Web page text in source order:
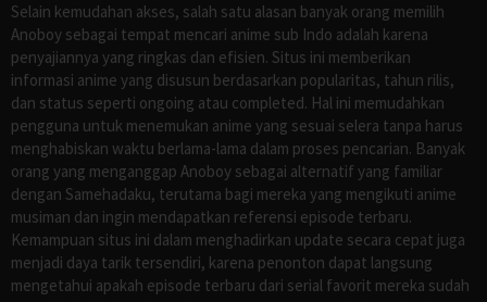
Selain kemudahan akses, salah satu alasan banyak orang memilih
Anoboy sebagai tempat mencari anime sub Indo adalah karena
penyajiannya yang ringkas dan efisien. Situs ini memberikan
informasi anime yang disusun berdasarkan popularitas, tahun rilis,
dan status seperti ongoing atau completed. Hal ini memudahkan
pengguna untuk menemukan anime yang sesuai selera tanpa harus
menghabiskan waktu berlama-lama dalam proses pencarian. Banyak
orang yang menganggap Anoboy sebagai alternatif yang familiar
dengan Samehadaku, terutama bagi mereka yang mengikuti anime
musiman dan ingin mendapatkan referensi episode terbaru.
Kemampuan situs ini dalam menghadirkan update secara cepat juga
menjadi daya tarik tersendiri, karena penonton dapat langsung
mengetahui apakah episode terbaru dari serial favorit mereka sudah